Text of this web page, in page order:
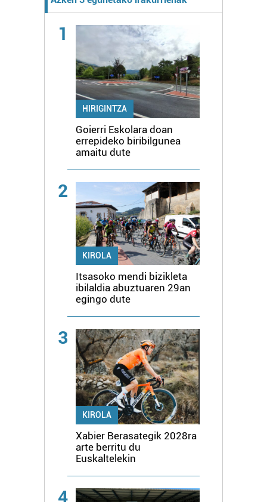
1
HIRIGINTZA
Goierri Eskolara doan
errepideko biribilgunea
amaitu dute
2
KIROLA
Itsasoko mendi bizikleta
ibilaldia abuztuaren 29an
egingo dute
3
KIROLA
Xabier Berasategik 2028ra
arte berritu du
Euskaltelekin
4